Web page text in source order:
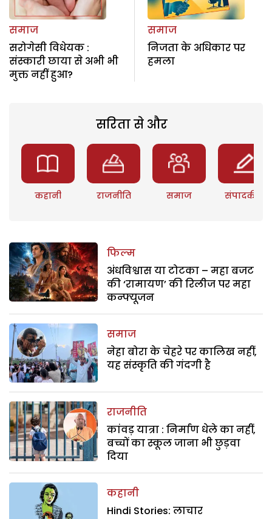
समाज
सरोगेसी विधेयक :
संस्कारी छाया से अभी भी
मुक्त नहीं हुआ?
समाज
निजता के अधिकार पर
हमला
सरिता से और
कहानी राजनीति समाज संपादकीय
फिल्म
अंधविश्वास या टोटका – महा बजट
की ‘रामायण’ की रिलीज पर महा
कन्फ्यूजन
समाज
नेहा बोरा के चेहरे पर कालिख नहीं,
यह संस्कृति की गंदगी है
राजनीति
कांवड़ यात्रा : निर्माण धेले का नहीं,
बच्चों का स्कूल जाना भी छुड़वा
दिया
कहानी
Hindi Stories: लाचार